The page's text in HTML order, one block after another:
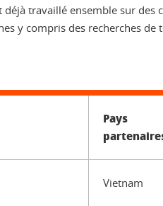
travaillé ensemble sur
y compris des recherches de
Pays
Vietnam